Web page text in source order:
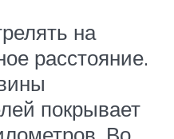
на
расстояние.
покрывает